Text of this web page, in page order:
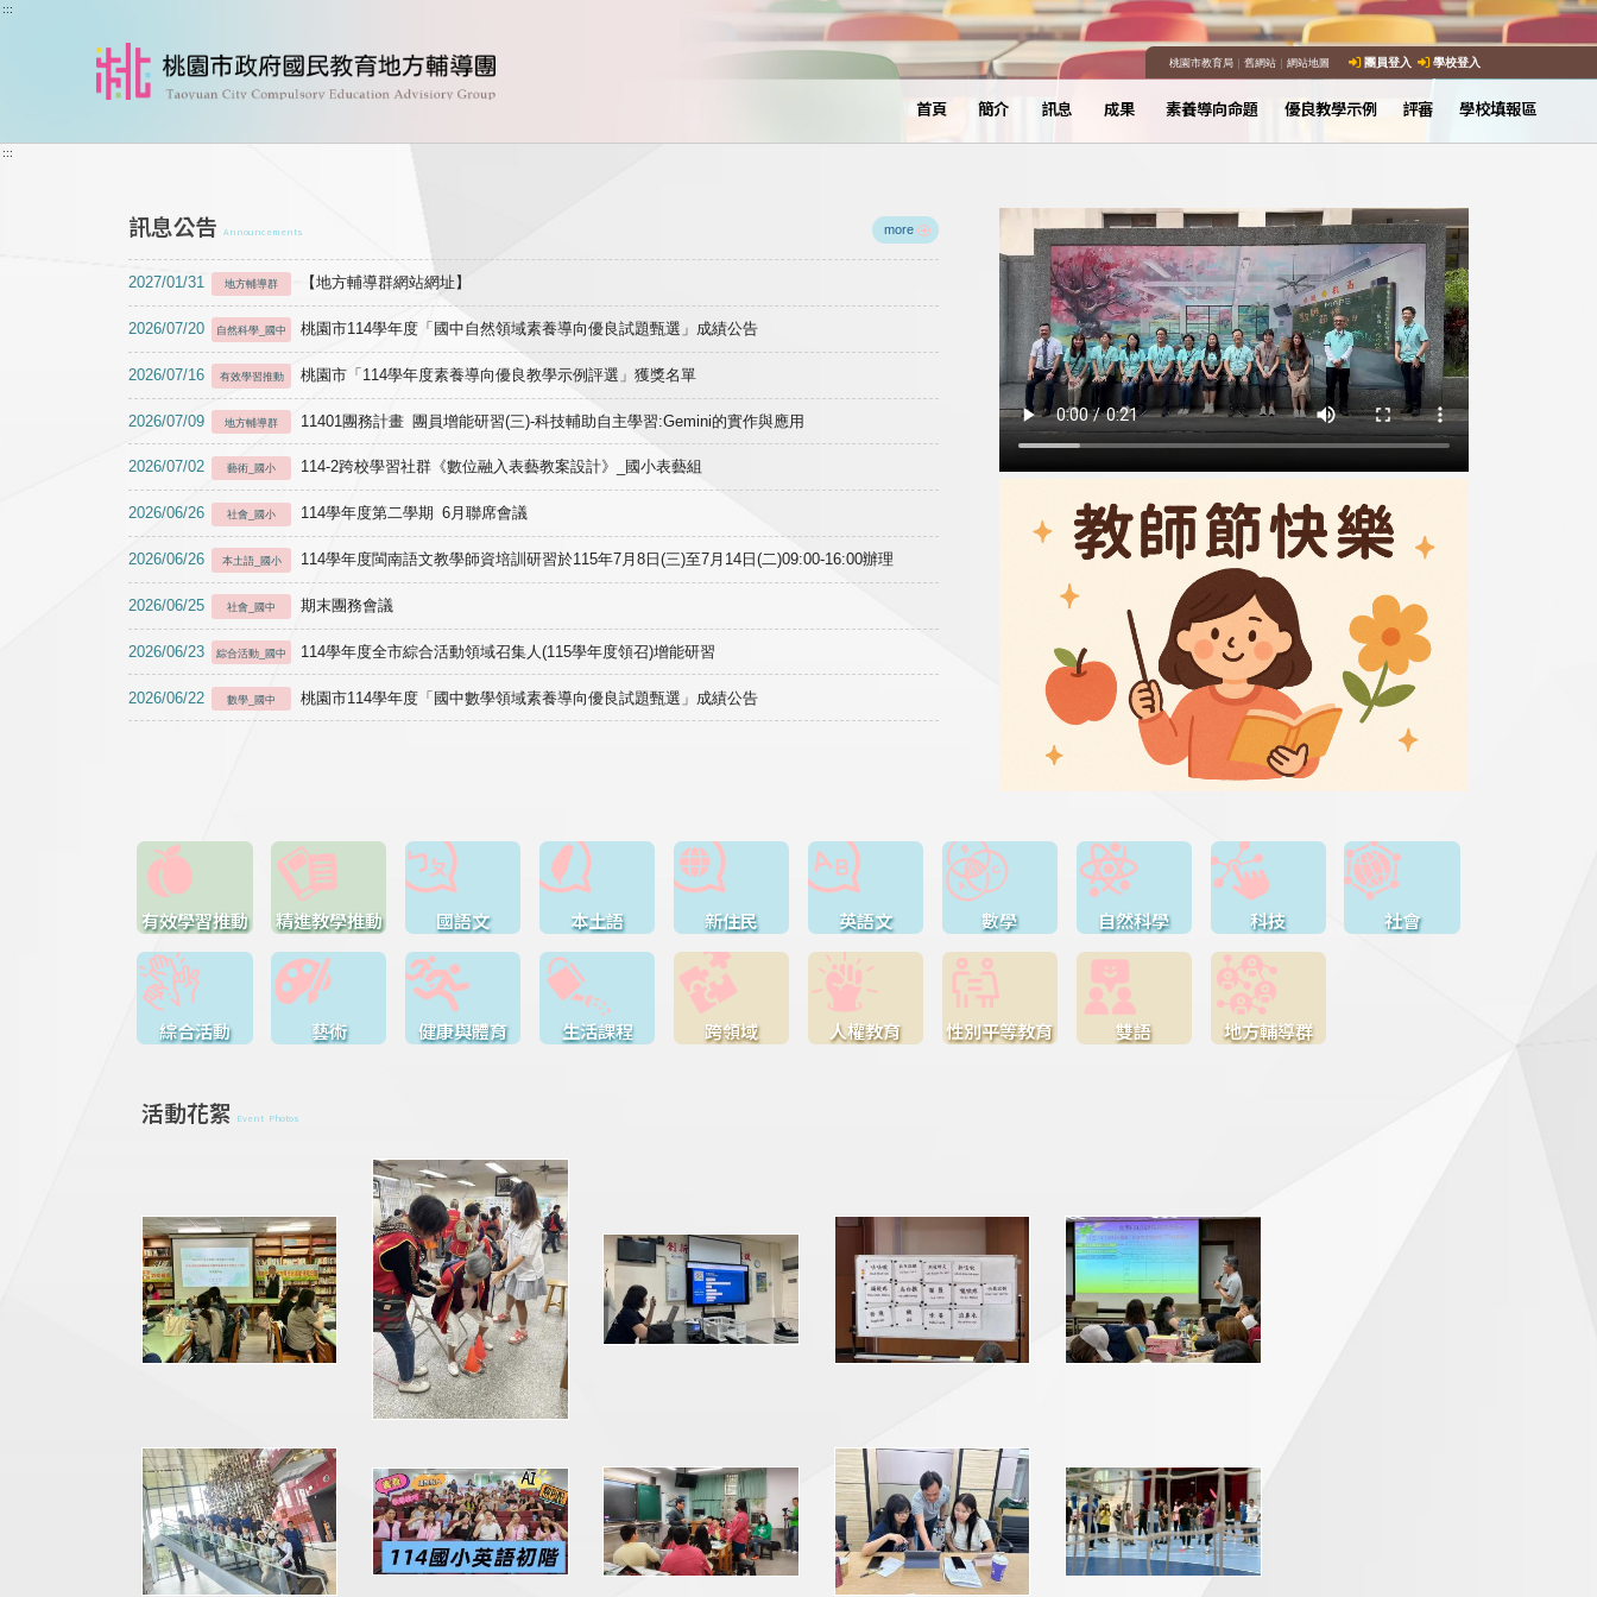
跳到主要內容
:::
桃園市教育局｜ 舊網站｜ 網站地圖 團員登入 學校登入
首頁 簡介 訊息 成果 素養導向命題 優良教學示例 評審 學校填報區
:::
訊息公告 Announcements more
2027/01/31 地方輔導群 【地方輔導群網站網址】
2026/07/20 自然科學_國中 桃園市114學年度「國中自然領域素養導向優良試題甄選」成績公告
2026/07/16 有效學習推動 桃園市「114學年度素養導向優良教學示例評選」獲獎名單
2026/07/09 地方輔導群 11401團務計畫 團員增能研習(三)-科技輔助自主學習:Gemini的實作與應用
2026/07/02 藝術_國小 114-2跨校學習社群《數位融入表藝教案設計》_國小表藝組
2026/06/26 社會_國小 114學年度第二學期 6月聯席會議
2026/06/26 本土語_國小 114學年度閩南語文教學師資培訓研習於115年7月8日(三)至7月14日(二)09:00-16:00辦理
2026/06/25 社會_國中 期末團務會議
2026/06/23 綜合活動_國中 114學年度全市綜合活動領域召集人(115學年度領召)增能研習
2026/06/22 數學_國中 桃園市114學年度「國中數學領域素養導向優良試題甄選」成績公告
有效學習推動 精進教學推動 國語文 本土語 新住民 英語文 數學 自然科學 科技 社會
綜合活動 藝術 健康與體育 生活課程 跨領域 人權教育 性別平等教育 雙語 地方輔導群
活動花絮 Event Photos